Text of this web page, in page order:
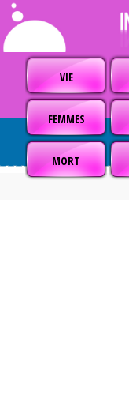
VIE
FEMMES
MORT